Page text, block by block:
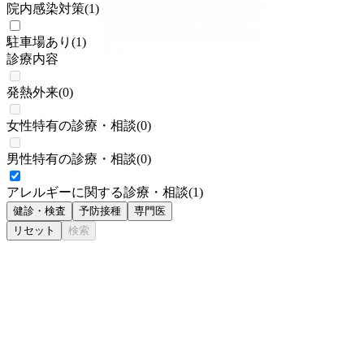
院内感染対策(1)
駐車場あり (1)
診療内容
発熱外来(0)
女性特有の診療・相談(0)
男性特有の診療・相談(0)
アレルギーに関する診療・相談(1)
健診・検査 予防接種
専門医
リセット
検索